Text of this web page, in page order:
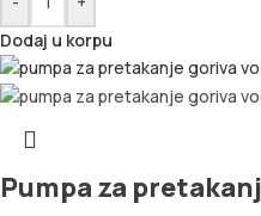
Dodaj u korpu
Pumpa za